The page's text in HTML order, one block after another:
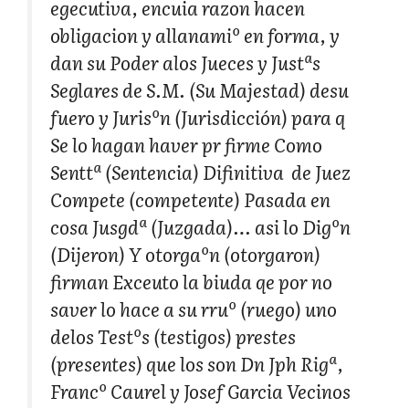
egecutiva, encuia razon hacen
obligacion y allanamiº en forma, y
dan su Poder alos Jueces y Justªs
Seglares de S.M. (Su Majestad) desu
fuero y Jurisºn (Jurisdicción) para q
Se lo hagan haver pr firme Como
Senttª (Sentencia) Difinitiva de Juez
Compete (competente) Pasada en
cosa Jusgdª (Juzgada)… asi lo Digºn
(Dijeron) Y otorgaºn (otorgaron)
firman Exceuto la biuda qe por no
saver lo hace a su rruº (ruego) uno
delos Testºs (testigos) prestes
(presentes) que los son Dn Jph Rigª,
Francº Caurel y Josef Garcia Vecinos